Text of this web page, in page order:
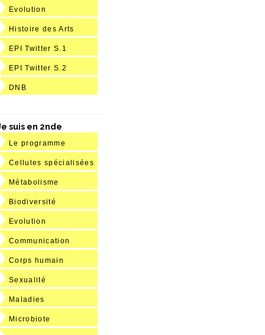
Evolution
Histoire des Arts
EPI Twitter S.1
EPI Twitter S.2
DNB
suis en 2nde
Le programme
Cellules spécialisées
Métabolisme
Biodiversité
Evolution
Communication
Corps humain
Sexualité
Maladies
Microbiote